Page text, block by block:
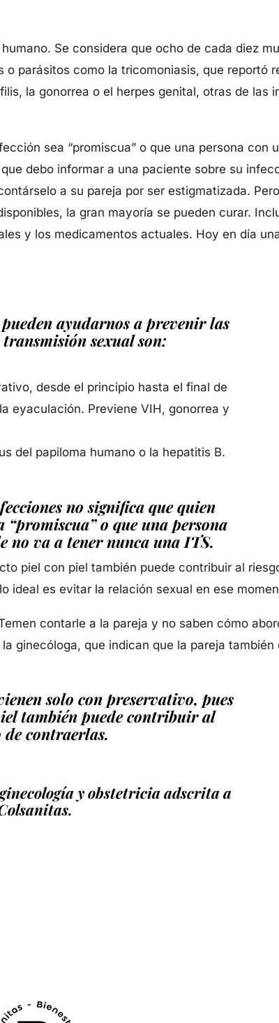
Se considera que ocho de cada diez
parásitos como la tricomoniasis, que reportó
la gonorrea o el herpes genital, otras de las
sea “promiscua” o que una persona con
debo informar a una paciente sobre su
a su pareja por ser estigmatizada.
la gran mayoría se pueden curar.
y los medicamentos actuales. Hoy en día
ayudarnos a prevenir las
sexual son:
desde el principio hasta el final de
eyaculación. Previene VIH, gonorrea y
del papiloma humano o la hepatitis B.
no significa que quien
o que una persona
no va a tener nunca una ITS.
piel con piel también puede contribuir al
ideal es evitar la relación sexual en ese
contarle a la pareja y no saben cómo
ginecóloga, que indican que la pareja también
solo con preservativo, pues
también puede contribuir al
de contraerlas.
y obstetricia adscrita a